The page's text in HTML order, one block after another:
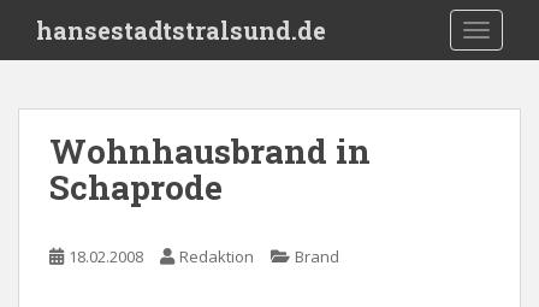
i
hansestadtstralsund.de
Wohnhausbrand in
Schaprode
18.02.2008 Redaktion Brand